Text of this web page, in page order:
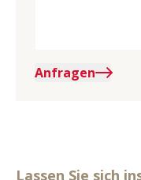
Anfragen
Lassen Sie sich